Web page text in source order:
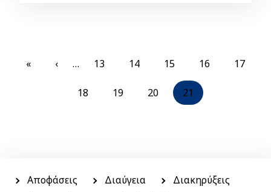
side
Αποφάσεις Διαύγεια
Διακηρύξεις
First
«
Previous
‹ … Σελίδα
13 Σελίδα
14 Σελίδα
15 Σελίδα
16 Σελίδα
17
Σελίδα
18 Σελίδα
19 Σελίδα
20
Current
page
21